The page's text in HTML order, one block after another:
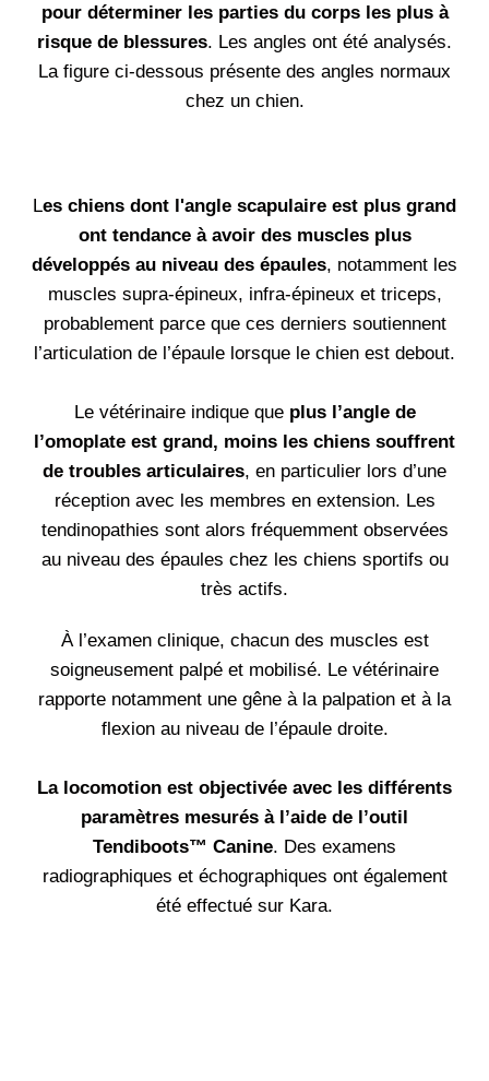
pour déterminer les parties du corps les plus à
risque de blessures. Les angles ont été analysés.
La figure ci-dessous présente des angles normaux
chez un chien.
Les chiens dont l'angle scapulaire est plus grand
ont tendance à avoir des muscles plus
développés au niveau des épaules, notamment les
muscles supra-épineux, infra-épineux et triceps,
probablement parce que ces derniers soutiennent
l’articulation de l’épaule lorsque le chien est debout.
Le vétérinaire indique que plus l’angle de
l’omoplate est grand, moins les chiens souffrent
de troubles articulaires, en particulier lors d’une
réception avec les membres en extension. Les
tendinopathies sont alors fréquemment observées
au niveau des épaules chez les chiens sportifs ou
très actifs.
À l’examen clinique, chacun des muscles est
soigneusement palpé et mobilisé. Le vétérinaire
rapporte notamment une gêne à la palpation et à la
flexion au niveau de l’épaule droite.
La locomotion est objectivée avec les différents
paramètres mesurés à l’aide de l’outil
Tendiboots™ Canine. Des examens
radiographiques et échographiques ont également
été effectué sur Kara.